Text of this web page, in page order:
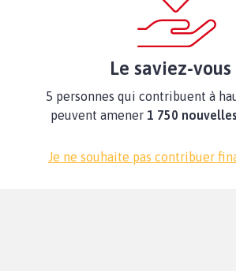
Le saviez-vous
5 personnes qui contribuent à
peuvent amener 1 750
Je ne souhaite pas contribuer